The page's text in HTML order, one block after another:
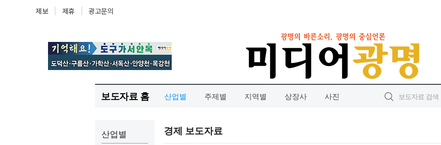
보도자료 홈 산업별 주제별 지역별 상장사 사진
산업별 경제 보도자료